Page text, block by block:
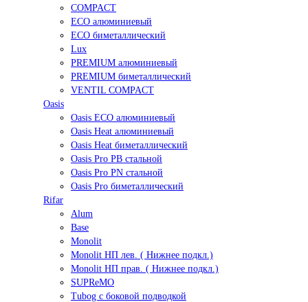
COMPACT
ECO алюминиевый
ECO биметаллический
Lux
PREMIUM алюминиевый
PREMIUM биметаллический
VENTIL COMPACT
Oasis
Oasis ECO алюминиевый
Oasis Heat алюминиевый
Oasis Heat биметаллический
Oasis Pro PB стальной
Oasis Pro PN стальной
Oasis Pro биметаллический
Rifar
Alum
Base
Monolit
Monolit НП лев. ( Нижнее подкл.)
Monolit НП прав. ( Нижнее подкл.)
SUPReMO
Tubog с боковой подводкой